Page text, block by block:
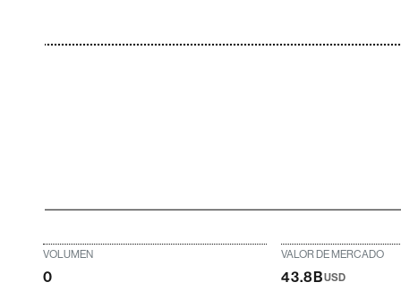
VOLUMEN
0
VALOR DE MERCADO
43.8BUSD